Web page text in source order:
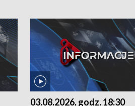
03.08.2026, godz. 18:30